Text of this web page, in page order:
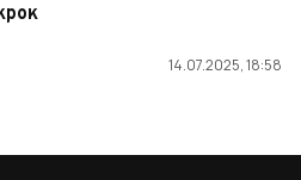
14.07.2025, 18:58